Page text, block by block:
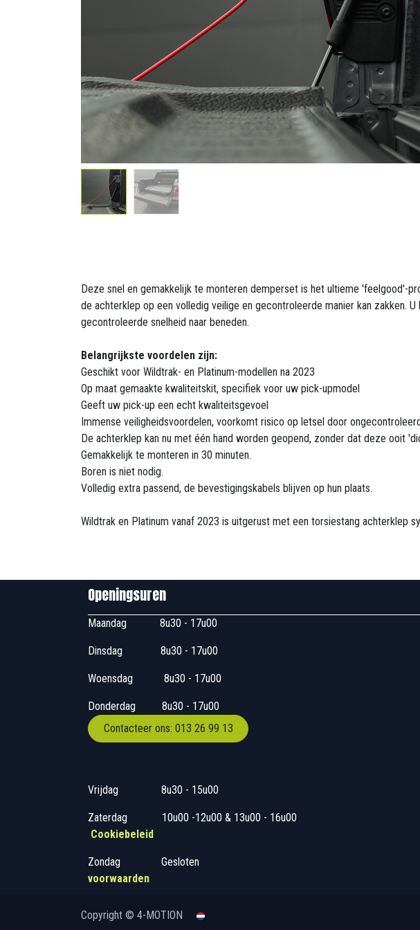
Deze snel en gemakkelijk te monteren demperset is het ultieme 'feelgood'-
de achterklep op een volledig veilige en gecontroleerde manier kan zakken.
gecontroleerde snelheid naar beneden.
Belangrijkste voordelen zijn:
Geschikt voor Wildtrak- en Platinum-modellen na 2023
Op maat gemaakte kwaliteitskit, specifiek voor uw pick-upmodel
Geeft uw pick-up een echt kwaliteitsgevoel
Immense veiligheidsvoordelen, voorkomt risico op letsel door
De achterklep kan nu met één hand worden geopend, zonder dat deze ooit
Gemakkelijk te monteren in 30 minuten.
Boren is niet nodig.
Volledig extra passend, de bevestigingskabels blijven op hun plaats.
Wildtrak en Platinum vanaf 2023 is uitgerust met een torsiestang achterklep
Openingsuren
Maandag ​8u30 - 17u00 4-
Dinsdag ​8u30 - 17u00
Woensdag 8u30 - 17u00 3545
Donderdag
​​8u30 - 17u00
Contacteer ons: 013 26 99 13
Vrijdag ​8u30 - 15u00 013
Zaterdag ​10u00 -12u00 & 13u00 -
Cookiebeleid
Zondag ​​Gesloten
voorwaarden
Copyright © 4-MOTION